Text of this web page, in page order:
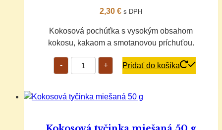
2,30 € s DPH
Kokosová pochúťka s vysokým obsahom
kokosu, kakaom a smotanovou príchuťou.
-
množstvo
Kokosová
tyčinka
110
g
+ Pridať do košíka